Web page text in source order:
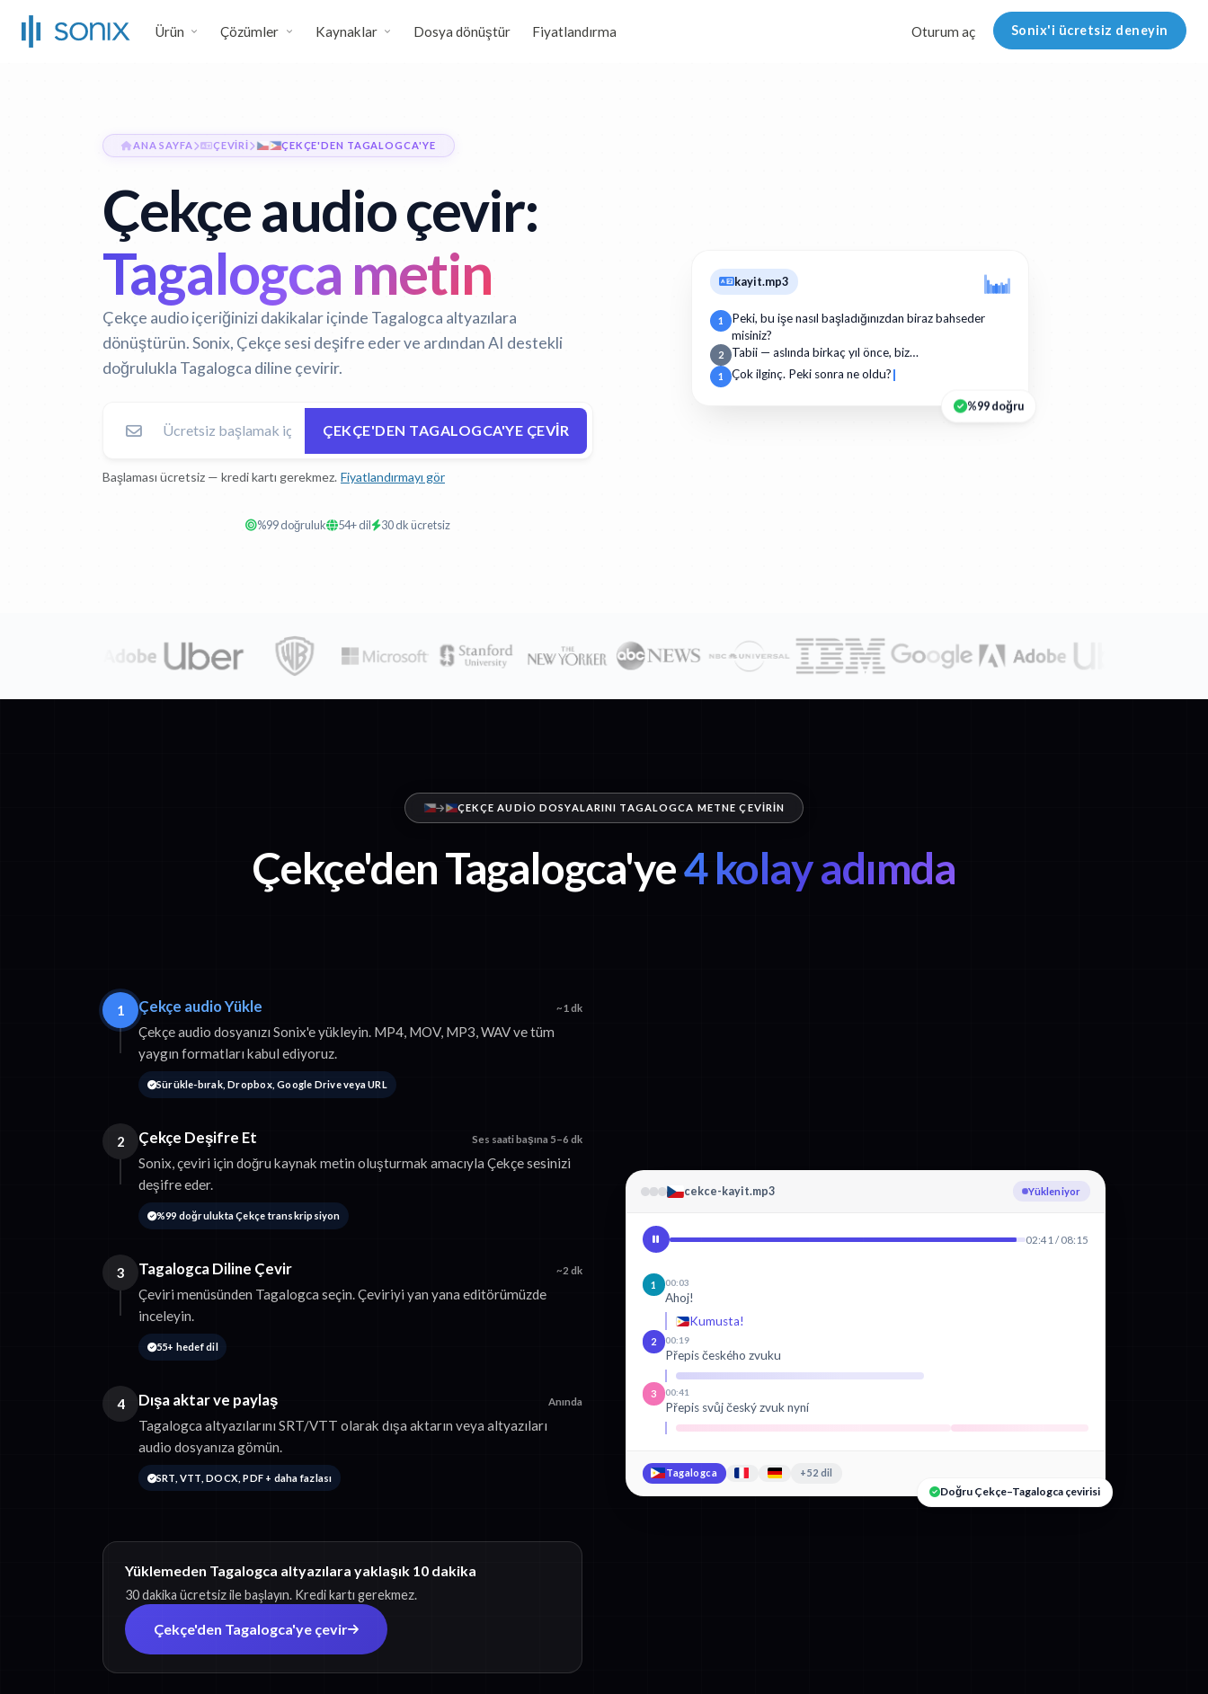
Ürün Çözümler Kaynaklar Dosya dönüştür Fiyatlandırma Oturum aç Sonix'i ücretsiz deneyin
ANA SAYFA ÇEVIRI ÇEKÇE'DEN TAGALOGCA'YE
Çekçe audio çevir:
Tagalogca metin
Çekçe audio içeriğinizi dakikalar içinde Tagalogca altyazılara
dönüştürün. Sonix, Çekçe sesi deşifre eder ve ardından AI destekli
doğrulukla Tagalogca diline çevirir.
ÇEKÇE'DEN TAGALOGCA'YE ÇEVIR
Başlaması ücretsiz — kredi kartı gerekmez. Fiyatlandırmayı gör
%99 doğruluk 54+ dil 30 dk ücretsiz
kayit.mp3
1
Peki, bu işe nasıl başladığınızdan biraz bahseder
misiniz?
2 Tabii — aslında birkaç yıl önce, biz…
1 Çok ilginç. Peki sonra ne oldu?
%99 doğru
ÇEKÇE AUDIO DOSYALARINI TAGALOGCA METNE ÇEVIRIN
Çekçe'den Tagalogca'ye4 kolay adımda
1 Çekçe audio Yükle ~1 dk
Çekçe audio dosyanızı Sonix'e yükleyin. MP4, MOV, MP3, WAV ve tüm
yaygın formatları kabul ediyoruz.
Sürükle-bırak, Dropbox, Google Drive veya URL
2 Çekçe Deşifre Et Ses saati başına 5–6 dk
Sonix, çeviri için doğru kaynak metin oluşturmak amacıyla Çekçe sesinizi
deşifre eder.
%99 doğrulukta Çekçe transkripsiyon
3 Tagalogca Diline Çevir ~2 dk
Çeviri menüsünden Tagalogca seçin. Çeviriyi yan yana editörümüzde
inceleyin.
55+ hedef dil
4 Dışa aktar ve paylaş Anında
Tagalogca altyazılarını SRT/VTT olarak dışa aktarın veya altyazıları
audio dosyanıza gömün.
SRT, VTT, DOCX, PDF + daha fazlası
Yüklemeden Tagalogca altyazılara yaklaşık 10 dakika
30 dakika ücretsiz ile başlayın. Kredi kartı gerekmez.
Çekçe'den Tagalogca'ye çevir
cekce-kayit.mp3 Çekçe yazıya dökülüyor
02:41 / 08:15
1 00:03
Ahoj!
Kumusta!
2 00:19
Přepis českého zvuku
3 00:41
Přepis svůj český zvuk nyní
Tagalogca +52 dil
Doğru Çekçe–Tagalogca çevirisi